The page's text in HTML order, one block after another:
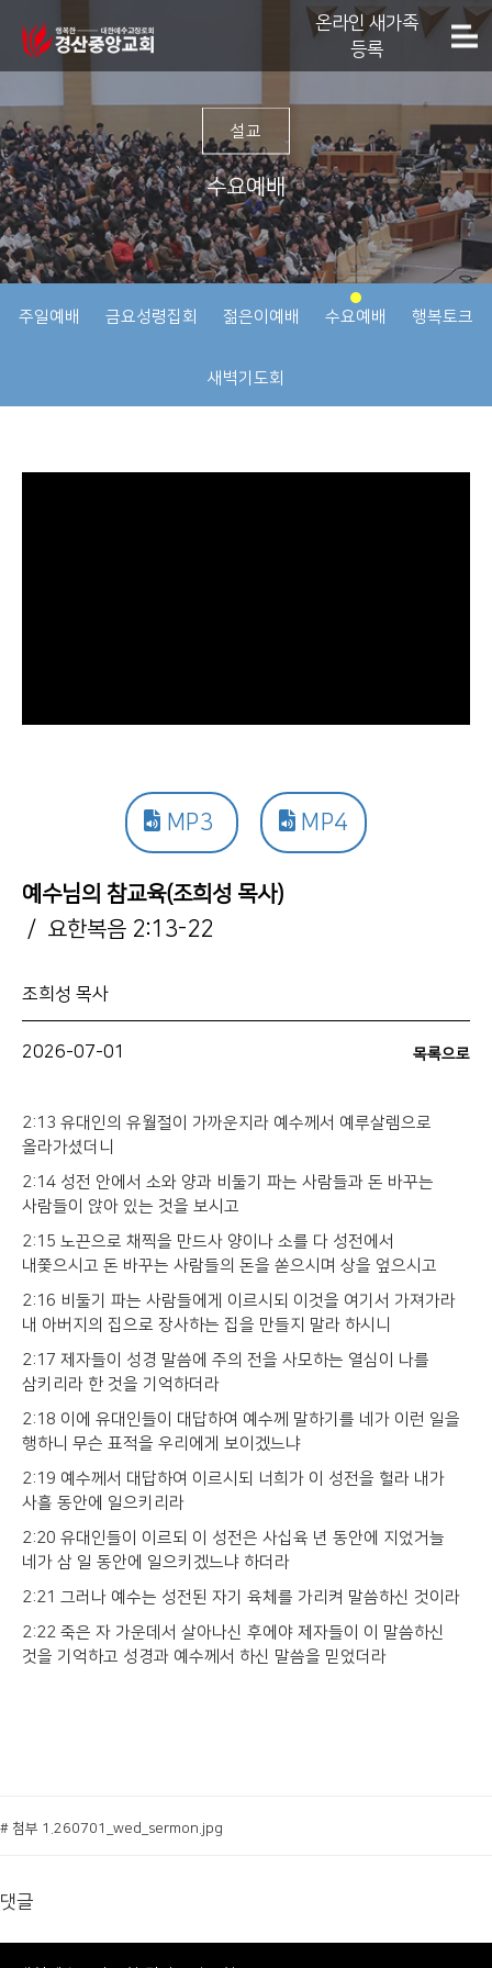
온라인 새가족
등록
설교
수요예배
주일예배 금요성령집회 젊은이예배 수요예배 행복토크
새벽기도회
MP3 MP4
예수님의 참교육(조희성 목사)
/ 요한복음 2:13-22
조희성 목사
2026-07-01 목록으로
2:13 유대인의 유월절이 가까운지라 예수께서 예루살렘으로
올라가셨더니
2:14 성전 안에서 소와 양과 비둘기 파는 사람들과 돈 바꾸는
사람들이 앉아 있는 것을 보시고
2:15 노끈으로 채찍을 만드사 양이나 소를 다 성전에서
내쫓으시고 돈 바꾸는 사람들의 돈을 쏟으시며 상을 엎으시고
2:16 비둘기 파는 사람들에게 이르시되 이것을 여기서 가져가라
내 아버지의 집으로 장사하는 집을 만들지 말라 하시니
2:17 제자들이 성경 말씀에 주의 전을 사모하는 열심이 나를
삼키리라 한 것을 기억하더라
2:18 이에 유대인들이 대답하여 예수께 말하기를 네가 이런 일을
행하니 무슨 표적을 우리에게 보이겠느냐
2:19 예수께서 대답하여 이르시되 너희가 이 성전을 헐라 내가
사흘 동안에 일으키리라
2:20 유대인들이 이르되 이 성전은 사십육 년 동안에 지었거늘
네가 삼 일 동안에 일으키겠느냐 하더라
2:21 그러나 예수는 성전된 자기 육체를 가리켜 말씀하신 것이라
2:22 죽은 자 가운데서 살아나신 후에야 제자들이 이 말씀하신
것을 기억하고 성경과 예수께서 하신 말씀을 믿었더라
# 첨부 1.260701_wed_sermon.jpg
댓글